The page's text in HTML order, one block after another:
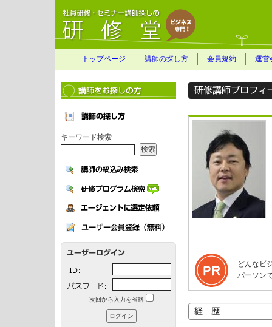
トップページ 講師の探し方 会員規約 運営
キーワード検索
次回から入力を省略
どんなビ
パーソン